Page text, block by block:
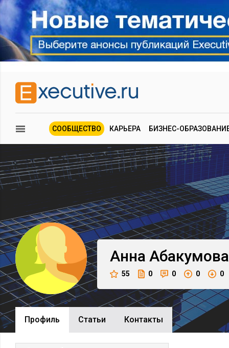
СООБЩЕСТВО КАРЬЕРА БИЗНЕС-
Анна Абакумова
55 0 0 0 0
Профиль Cтатьи Контакты